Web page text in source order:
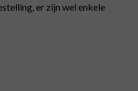
er zijn wel enkele